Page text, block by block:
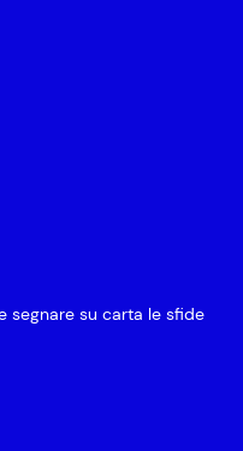
segnare su carta le sfide